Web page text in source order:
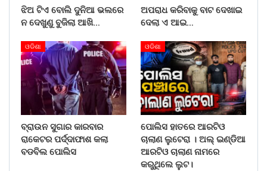
ଝିଅ ଟିଏ ବୋଲି ଦୁନିଆ ଭଲରେ
ନ ଦେଖୁଣୁ ବୁଜିଲା ଆଖି…
ଅପରାଧ କରିବାକୁ ବାଟ ଦେଖାଇ
ଦେଲା ଏ ଆଇ…
ଓଡିଶା
ବ୍ରାଉନ ସୁଗାର କାରବାର
ରାକେଟର ପର୍ଦ୍ଦାଫାଶ କଲା
ବଡବିଲ ପୋଲିସ
ଓଡିଶା
ପୋଲିସ ହାତରେ ଆରଟିଓ
ଚାଲାଣ ଲୁଟେରା । ଅଲ୍ ଇଣ୍ଡିଆ
ଆରଟିଓ ଚାଲାଣ ନାମରେ
କରୁଥିଲେ ଲୁଟ।